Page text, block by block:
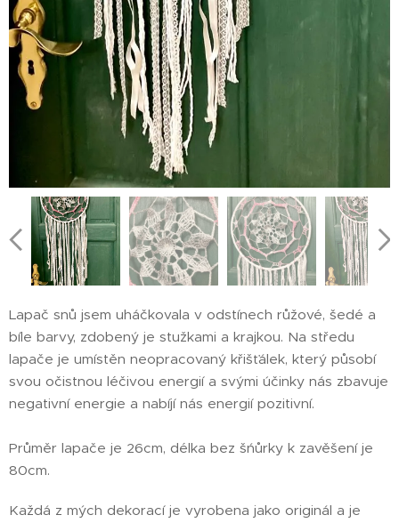
Lapač snů jsem uháčkovala v odstínech růžové, šedé a
bíle barvy, zdobený je stužkami a krajkou. Na středu
lapače je umístěn neopracovaný křišťálek, který působí
svou očistnou léčivou energií a svými účinky nás zbavuje
negativní energie a nabíjí nás energií pozitivní.
Průměr lapače je 26cm, délka bez šńůrky k zavěšení je
80cm.
Každá z mých dekorací je vyrobena jako originál a je